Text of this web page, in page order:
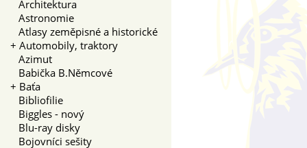
Architektura
Astronomie
Atlasy zeměpisné a historické
+ Automobily, traktory
Azimut
Babička B.Němcové
+ Baťa
Bibliofilie
Biggles - nový
Blu-ray disky
Bojovníci sešity